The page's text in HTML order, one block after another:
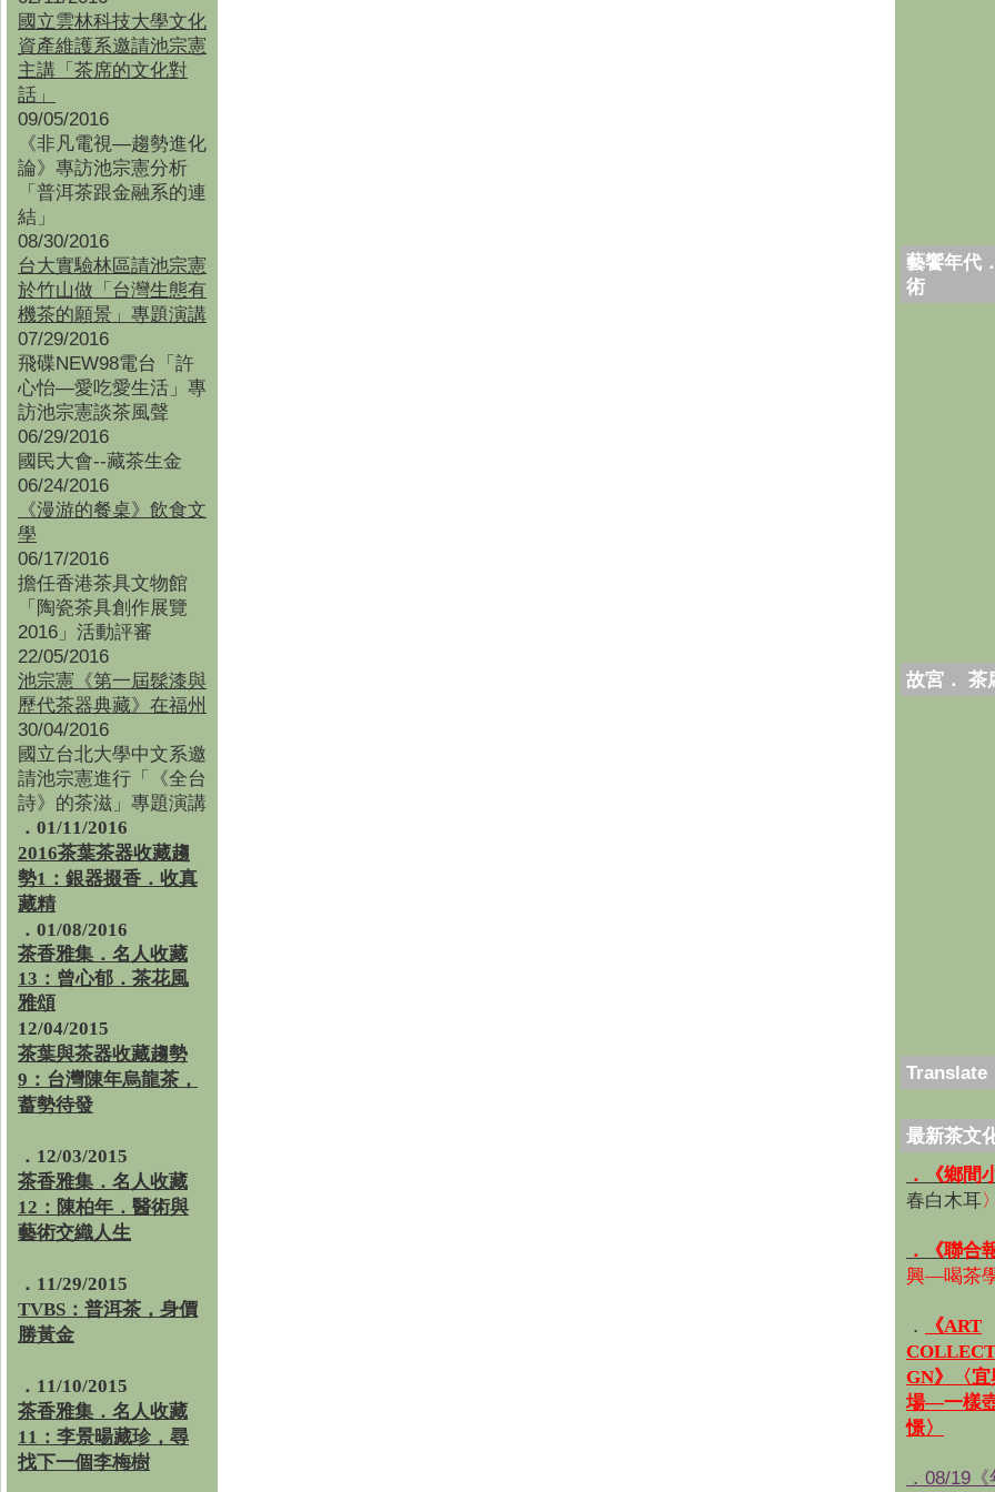
國立雲林科技大學文化
資產維護系邀請池宗憲
主講「茶席的文化對
話」
09/05/2016
《非凡電視—趨勢進化
論》專訪池宗憲分析
「普洱茶跟金融系的連
結」
08/30/2016
台大實驗林區請池宗憲
於竹山做「台灣生態有
機茶的願景」專題演講
07/29/2016
飛碟NEW98電台「許
心怡—愛吃愛生活」專
訪池宗憲談茶風聲
06/29/2016
國民大會--藏茶生金
06/24/2016
《漫游的餐桌》飲食文
學
06/17/2016
擔任香港茶具文物館
「陶瓷茶具創作展覽
2016」活動評審
22/05/2016
池宗憲《第一屆髹漆與
歷代茶器典藏》在福州
30/04/2016
國立台北大學中文系邀
請池宗憲進行「《全台
詩》的茶滋」專題演講
．01/11/2016
2016茶葉茶器收藏趨
勢1：銀器掇香．收真
藏精
．01/08/2016
茶香雅集 ． 名人收藏
13：曾心郁．茶花風
雅頌
12/04/2015
茶葉與茶器收藏趨勢
9：台灣陳年烏龍茶，
蓄勢待發
．12/03/2015
茶香雅集．名人收藏
12：陳柏年．醫術與
藝術交織人生
．11/29/2015
TVBS：普洱茶，身價
勝黃金
．11/10/2015
茶香雅集．名人收藏
11：李景暘藏珍，尋
找下一個李梅樹
藝饗年代
術
故宮． 茶
Translate
最新茶文
．《鄉間
春白木耳〉
．《聯合
興—喝茶
．
《ART
GN》〈
場—一樣
憬〉
．08/19